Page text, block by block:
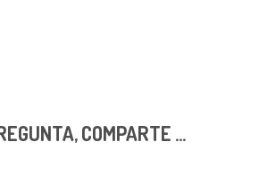
COMPARTE ...